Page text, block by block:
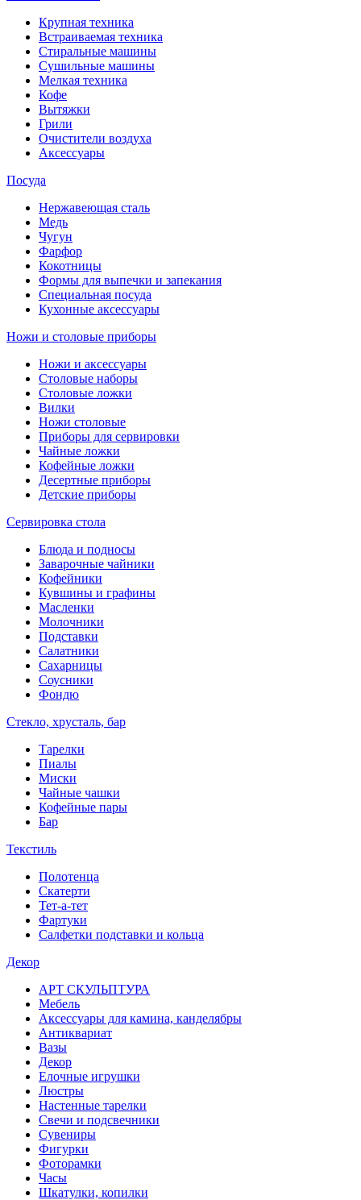
Крупная техника
Встраиваемая техника
Стиральные машины
Сушильные машины
Мелкая техника
Кофе
Вытяжки
Грили
Очистители воздуха
Аксессуары
Посуда
Нержавеющая сталь
Медь
Чугун
Фарфор
Кокотницы
Формы для выпечки и запекания
Специальная посуда
Кухонные аксессуары
Ножи и столовые приборы
Ножи и аксессуары
Столовые наборы
Столовые ложки
Вилки
Ножи столовые
Приборы для сервировки
Чайные ложки
Кофейные ложки
Десертные приборы
Детские приборы
Сервировка стола
Блюда и подносы
Заварочные чайники
Кофейники
Кувшины и графины
Масленки
Молочники
Подставки
Салатники
Сахарницы
Соусники
Фондю
Стекло, хрусталь, бар
Тарелки
Пиалы
Миски
Чайные чашки
Кофейные пары
Бар
Текстиль
Полотенца
Скатерти
Тет-а-тет
Фартуки
Салфетки подставки и кольца
Декор
АРТ СКУЛЬПТУРА
Мебель
Аксессуары для камина, канделябры
Антиквариат
Вазы
Декор
Елочные игрушки
Люстры
Настенные тарелки
Свечи и подсвечники
Сувениры
Фигурки
Фоторамки
Часы
Шкатулки, копилки